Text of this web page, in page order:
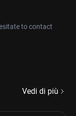
to contact
Vedi di più